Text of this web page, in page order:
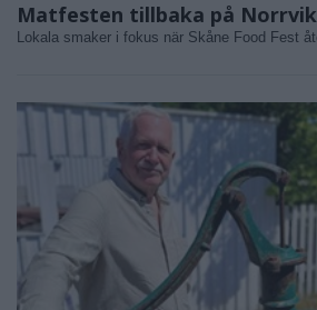
Matfesten tillbaka på
Lokala smaker i fokus när Skåne Food Fest